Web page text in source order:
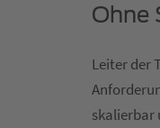
Ohne
Leiter der
skalierbar